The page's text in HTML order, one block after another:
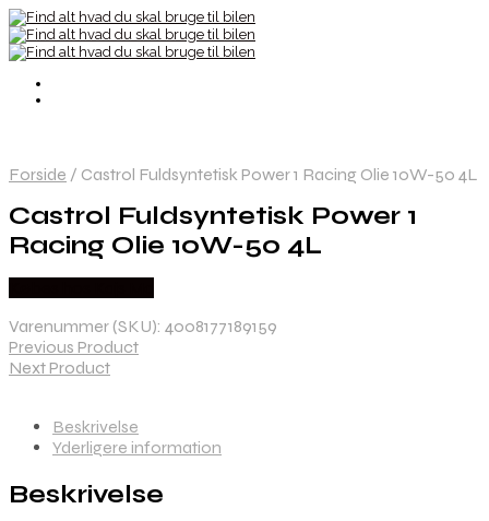
Forside / Castrol Fuldsyntetisk Power 1 Racing Olie 10W-50 4L
Castrol Fuldsyntetisk Power 1
Racing Olie 10W-50 4L
Varenummer (SKU): 4008177189159
Previous Product
Next Product
Beskrivelse
Yderligere information
Beskrivelse